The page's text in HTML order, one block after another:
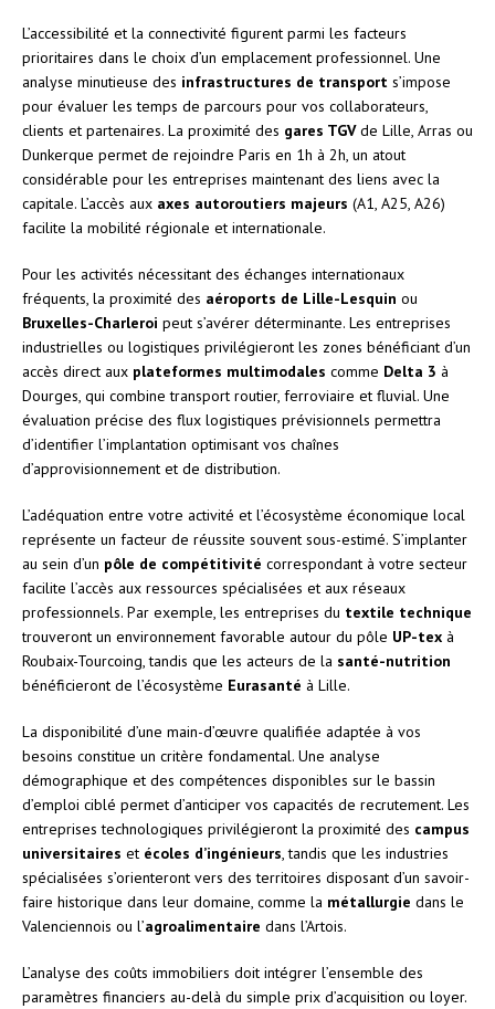
L’accessibilité et la connectivité figurent parmi les facteurs
prioritaires dans le choix d’un emplacement professionnel. Une
analyse minutieuse des infrastructures de transport s’impose
pour évaluer les temps de parcours pour vos collaborateurs,
clients et partenaires. La proximité des gares TGVde Lille, Arras ou
Dunkerque permet de rejoindre Paris en 1h à 2h, un atout
considérable pour les entreprises maintenant des liens avec la
capitale. L’accès aux axes autoroutiers majeurs (A1, A25, A26)
facilite la mobilité régionale et internationale.
Pour les activités nécessitant des échanges internationaux
fréquents, la proximité des aéroports de Lille-Lesquin ou
Bruxelles-Charleroi peut s’avérer déterminante. Les entreprises
industrielles ou logistiques privilégieront les zones bénéficiant d’un
accès direct aux plateformes multimodales comme Delta 3 à
Dourges, qui combine transport routier, ferroviaire et fluvial. Une
évaluation précise des flux logistiques prévisionnels permettra
d’identifier l’implantation optimisant vos chaînes
d’approvisionnement et de distribution.
L’adéquation entre votre activité et l’écosystème économique local
représente un facteur de réussite souvent sous-estimé. S’implanter
au sein d’un pôle de compétitivité correspondant à votre secteur
facilite l’accès aux ressources spécialisées et aux réseaux
professionnels. Par exemple, les entreprises du textile technique
trouveront un environnement favorable autour du pôle UP-tex à
Roubaix-Tourcoing, tandis que les acteurs de la santé-nutrition
bénéficieront de l’écosystème Eurasanté à Lille.
La disponibilité d’une main-d’œuvre qualifiée adaptée à vos
besoins constitue un critère fondamental. Une analyse
démographique et des compétences disponibles sur le bassin
d’emploi ciblé permet d’anticiper vos capacités de recrutement. Les
entreprises technologiques privilégieront la proximité des campus
universitaires et écoles d’ingénieurs , tandis que les industries
spécialisées s’orienteront vers des territoires disposant d’un savoir-
faire historique dans leur domaine, comme la métallurgie dans le
Valenciennois ou l’agroalimentaire dans l’Artois.
L’analyse des coûts immobiliers doit intégrer l’ensemble des
paramètres financiers au-delà du simple prix d’acquisition ou loyer.